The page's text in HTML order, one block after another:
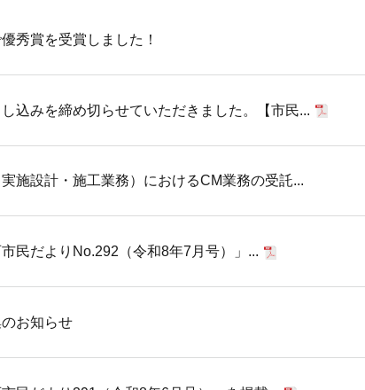
秀賞を受賞しました！
込みを締め切らせていただきました。【市民...
施設計・施工業務）におけるCM業務の受託...
民だよりNo.292（令和8年7月号）」...
お知らせ